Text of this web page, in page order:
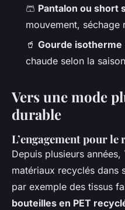
🩳 Pantalon ou short
mouvement, séchage
🥤 Gourde isotherme
chaude selon la saison
Vers une mode
durable
L’engagement pour le
Depuis plusieurs
matériaux recyclés dans
par exemple des tissus
bouteilles en PET